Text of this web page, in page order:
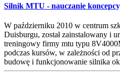
Silnik MTU - nauczanie
W październiku 2010 w centrum
Duisburgu, został zainstalowany i
treningowy firmy mtu typu
podczas kursów, w zależności od
budowę i funkcjonowanie silnika